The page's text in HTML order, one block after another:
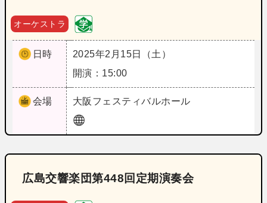
オーケストラ
日時
2025年2月15日（土）
開演：15:00
会場 大阪 フェスティバルホール
広島交響楽団第448回定期演奏会